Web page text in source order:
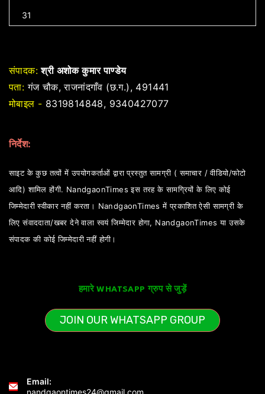
31
संपादक: श्री अशोक कुमार पाण्डेय
पता: गंज चौक, राजनांदगाँव (छ.ग.), 491441
मोबाइल - 8319814848, 9340427077
निर्देश:
साइट के कुछ तत्वों में उपयोगकर्ताओं द्वारा प्रस्तुत सामग्री ( समाचार / वीडियो/फोटो
आदि) शामिल होंगी. NandgaonTimes इस तरह के सामग्रियों के लिए कोई
जिम्मेदारी स्वीकार नहीं करता। NandgaonTimes में प्रकाशित ऐसी सामग्री के
लिए संवाददाता/खबर देने वाला स्वयं जिम्मेदार होगा, NandgaonTimes या उसके
संपादक की कोई जिम्मेदारी नहीं होगी।
हमारे WHATSAPP ग्रुप से जुड़ें
JOIN OUR WHATSAPP GROUP
Email:
nandgaontimes24@gmail.com